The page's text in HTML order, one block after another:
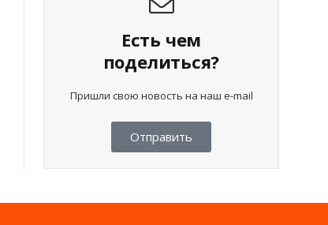
Есть чем
поделиться?
Пришли свою новость на наш e-mail
Отправить